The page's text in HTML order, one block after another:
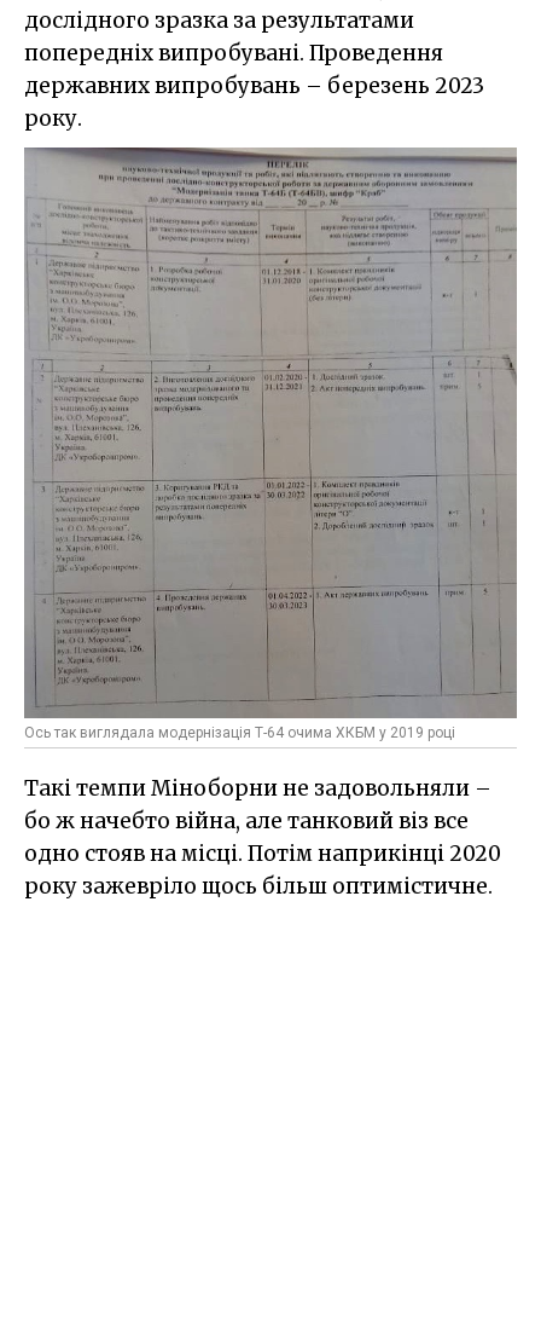
дослідного зразка за результатами
попередніх випробувані. Проведення
державних випробувань – березень 2023
року.
Ось так виглядала модернізація Т-64 очима ХКБМ у 2019 році
Такі темпи Міноборни не задовольняли –
бо ж начебто війна, але танковий віз все
одно стояв на місці. Потім наприкінці 2020
року зажевріло щось більш оптимістичне.